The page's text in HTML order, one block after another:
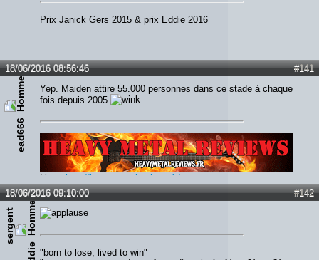
Prix Janick Gers 2015 & prix Eddie 2016
#141
18/06/2016 08:56:46
ead666
Yep. Maiden attire 55.000 personnes dans ce stade à chaque
fois depuis 2005
Lien : http://heavymetalreviews.fr/
#142
18/06/2016 09:10:00
s
e
r
g
e
n
t
e
d
d
i
"born to lose, lived to win"